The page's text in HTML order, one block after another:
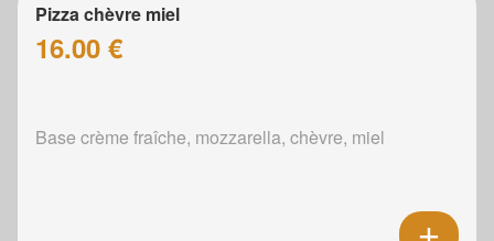
Pizza chèvre miel
16.00 €
Base crème fraîche, mozzarella, chèvre, miel